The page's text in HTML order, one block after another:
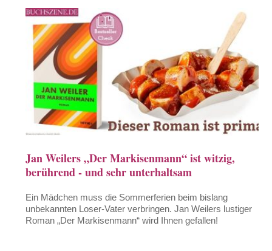
Jan Weilers „Der Markisenmann“ ist witzig,
berührend - und sehr unterhaltsam
Ein Mädchen muss die Sommerferien beim bislang
unbekannten Loser-Vater verbringen. Jan Weilers lustiger
Roman „Der Markisenmann“ wird Ihnen gefallen!